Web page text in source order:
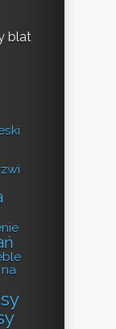
blat